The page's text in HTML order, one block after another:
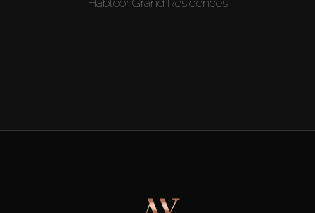
Habtoor Grand Residences